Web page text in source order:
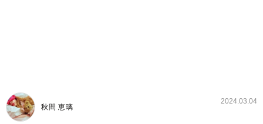
秋間 恵璃
2024.03.04